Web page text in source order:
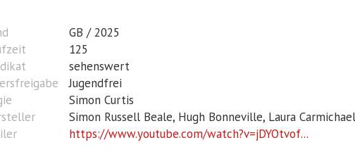
GB / 2025
125
sehenswert
Jugendfrei
Simon Curtis
Simon Russell Beale, Hugh Bonneville, Laura
https://www.youtube.com/watch?v=jDYOtvof...